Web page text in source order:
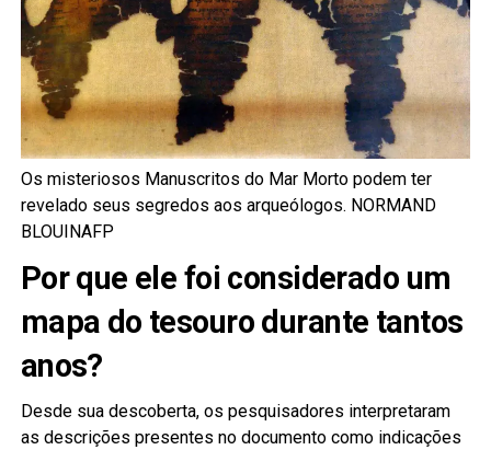
Os misteriosos Manuscritos do Mar Morto podem ter
revelado seus segredos aos arqueólogos. NORMAND
BLOUINAFP
Por que ele foi considerado um
mapa do tesouro durante tantos
anos?
Desde sua descoberta, os pesquisadores interpretaram
as descrições presentes no documento como indicações